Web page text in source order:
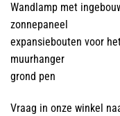
Wandlamp met
zonnepaneel
expansiebouten voor
muurhanger
grond pen
Vraag in onze winkel